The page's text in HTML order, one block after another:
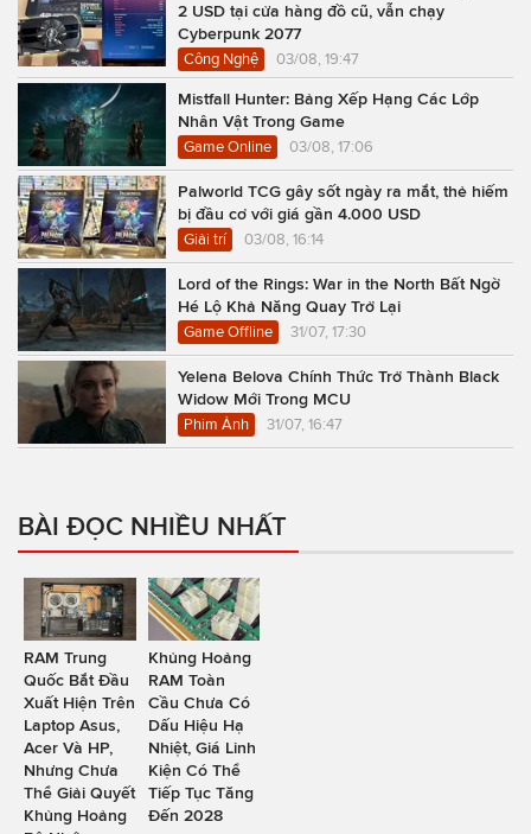
2 USD tại cửa hàng đồ cũ, vẫn chạy
Cyberpunk 2077
Công Nghệ 03/08, 19:47
Mistfall Hunter: Bảng Xếp Hạng Các Lớp
Nhân Vật Trong Game
Game Online 03/08, 17:06
Palworld TCG gây sốt ngày ra mắt, thẻ hiếm
bị đầu cơ với giá gần 4.000 USD
Giải trí 03/08, 16:14
Lord of the Rings: War in the North Bất Ngờ
Hé Lộ Khả Năng Quay Trở Lại
Game Offline 31/07, 17:30
Yelena Belova Chính Thức Trở Thành Black
Widow Mới Trong MCU
Phim Ảnh 31/07, 16:47
BÀI ĐỌC NHIỀU NHẤT
RAM Trung
Quốc Bắt Đầu
Xuất Hiện Trên
Laptop Asus,
Acer Và HP,
Nhưng Chưa
Thể Giải Quyết
Khủng Hoảng
Khủng Hoảng
RAM Toàn
Cầu Chưa Có
Dấu Hiệu Hạ
Nhiệt, Giá Linh
Kiện Có Thể
Tiếp Tục Tăng
Đến 2028